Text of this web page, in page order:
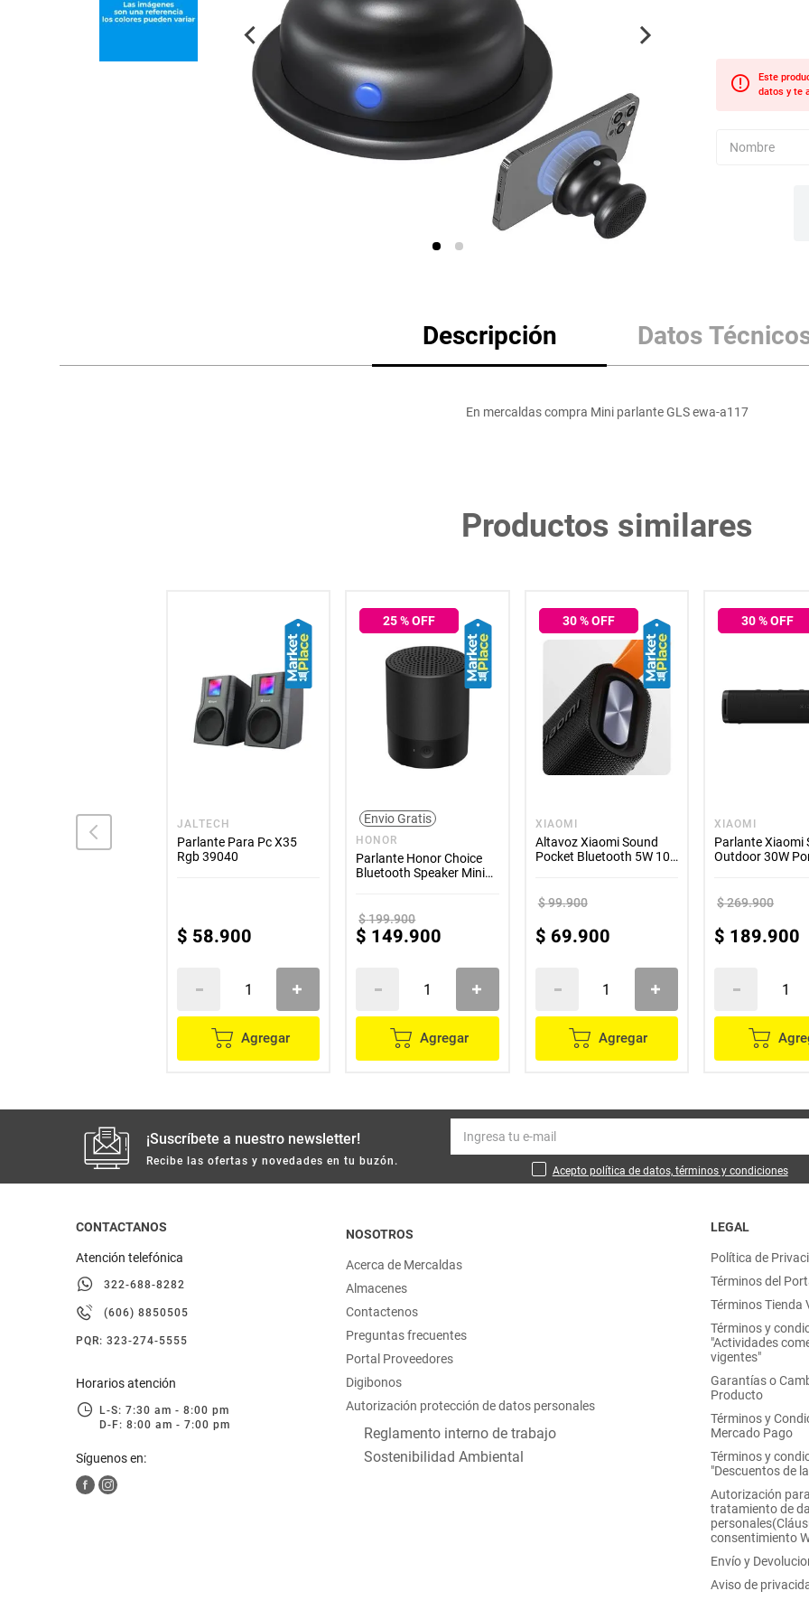
otros
Descripción Datos
En mercaldas compra Mini parlante GLS ewa-a117
Productos similares
JBL Portatil
JALTECH
Parlante Para Pc X35
Rgb 39040
$ 58.900
Agregar
Envio Gratis
25% OFF
HONOR
Parlante Honor Choice
Bluetooth Speaker Mini
$199.900
$ 149.900
Agregar
30% OFF
XIAOMI
Altavoz Xiaomi Sound
Pocket Bluetooth 5W 10
$99.900
$ 69.900
Agregar
30% OFF
XIAOMI
Parlante Xiaomi
Outdoor 30W
$269.900
$ 189.900
¡Suscríbete a nuestro newsletter!
Recibe las ofertas y novedades en tu buzón.
Acepto política de datos, términos y condiciones
CONTACTANOS
Atención telefónica
322-688-8282
(606) 8850505
PQR: 323-274-5555
Horarios atención
L-S: 7:30 am - 8:00 pm
D-F: 8:00 am - 7:00 pm
Síguenos en:
NOSOTROS
Acerca de Mercaldas
Almacenes
Contactenos
Preguntas frecuentes
Portal Proveedores
Digibonos
Autorización protección de datos personales
Reglamento interno de trabajo
Sostenibilidad Ambiental
LEGAL
Política de
Términos del
Términos Tienda
Términos y
"Actividades
vigentes"
Garantías o
Producto
Términos y
Mercado Pago
Términos y
"Descuentos de
Autorización
tratamiento de
consentimiento
Envío y
Aviso de